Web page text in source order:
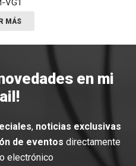
MINI
MÁS
en mi
, noticias exclusivas
de eventos directamente
electrónico